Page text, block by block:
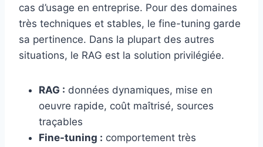
cas d’usage en entreprise. Pour des domaines
très techniques et stables, le fine-tuning garde
sa pertinence. Dans la plupart des autres
situations, le RAG est la solution privilégiée.
RAG : données dynamiques, mise en
oeuvre rapide, coût maîtrisé, sources
traçables
Fine-tuning : comportement très